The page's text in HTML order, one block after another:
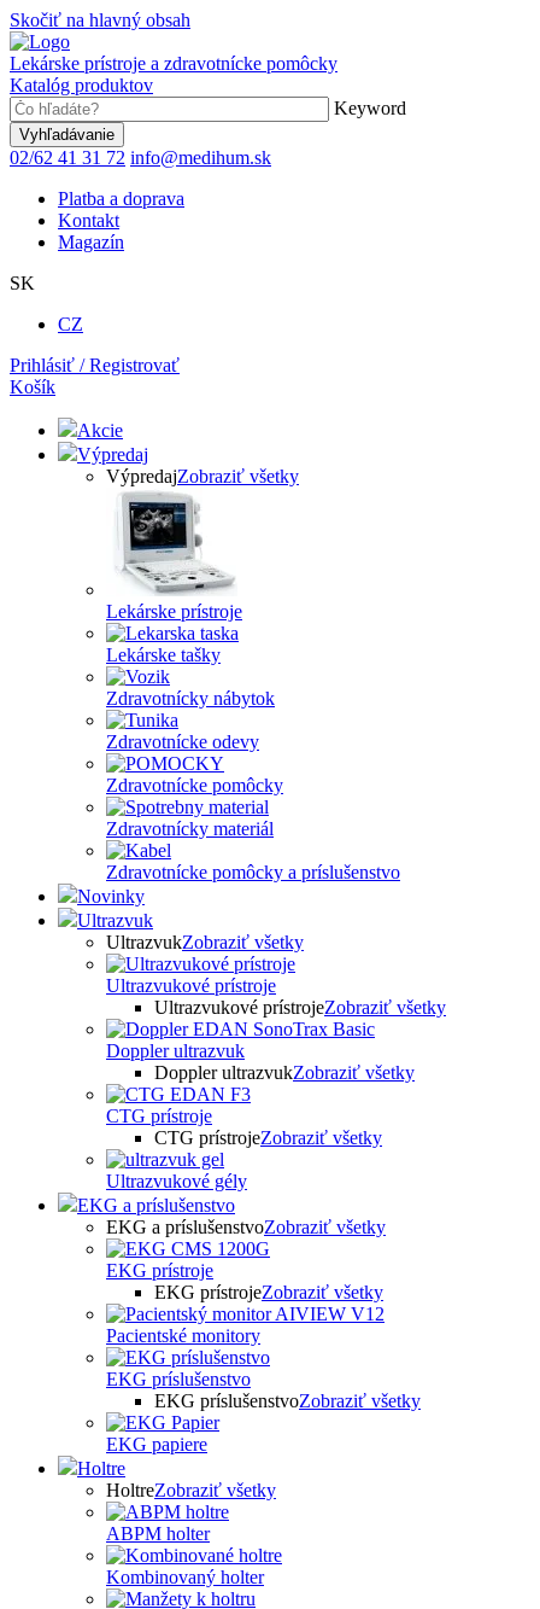
Skočiť na hlavný obsah
Lekárske prístroje a zdravotnícke pomôcky
Katalóg produktov
Keyword
02/62 41 31 72 info@medihum.sk
Platba a doprava
Kontakt
Magazín
SK
CZ
Prihlásiť / Registrovať
Košík
Akcie
Výpredaj
VýpredajZobraziť všetky
Lekárske prístroje
Lekárske tašky
Zdravotnícky nábytok
Zdravotnícke odevy
Zdravotnícke pomôcky
Zdravotnícky materiál
Zdravotnícke pomôcky a príslušenstvo
Novinky
Ultrazvuk
UltrazvukZobraziť všetky
Ultrazvukové prístroje
Ultrazvukové prístrojeZobraziť všetky
Doppler ultrazvuk
Doppler ultrazvukZobraziť všetky
CTG prístroje
CTG prístrojeZobraziť všetky
Ultrazvukové gély
EKG a príslušenstvo
EKG a príslušenstvoZobraziť všetky
EKG prístroje
EKG prístrojeZobraziť všetky
Pacientské monitory
EKG príslušenstvo
EKG príslušenstvoZobraziť všetky
EKG papiere
Holtre
HoltreZobraziť všetky
ABPM holter
Kombinovaný holter